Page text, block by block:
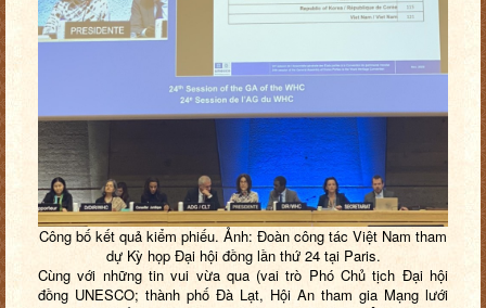
Công bố kết quả kiểm phiếu. Ảnh: Đoàn công tác Việt Nam tham
dự Kỳ họp Đại hội đồng lần thứ 24 tại Paris.
Cùng với nhữngtin vui vừa qua (vai trò Phó Chủ tịch Đại hội
đồng UNESCO; thành phố Đà Lạt, Hội An tham gia Mạng lưới